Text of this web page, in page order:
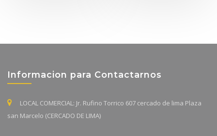
Informacion para Contactarnos
LOCAL COMERCIAL: Jr. Rufino Torrico 607 cercado de lima Plaza
san Marcelo (CERCADO DE LIMA)